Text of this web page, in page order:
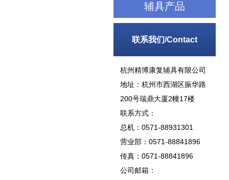
辅具产品
联系我们/Contact
杭州精博康复辅具有限公司
地址：杭州市西湖区振华路
200号瑞鼎大厦2幢17楼
联系方式：
总机：0571-88931301
营业部：0571-88841896
传真：0571-88841896
公司邮箱：